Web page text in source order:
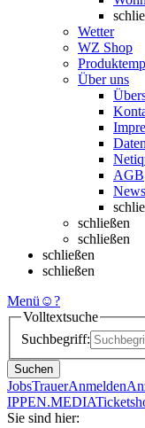
Wetter
WZ Shop
Über uns
AGB
schließen
schließen
schließen
schließen
Menü ☺?
Volltextsuche
Suchbegriff:
Suchen
JobsTrauerAnmelden
IPPEN.MEDIA
Sie sind hier: